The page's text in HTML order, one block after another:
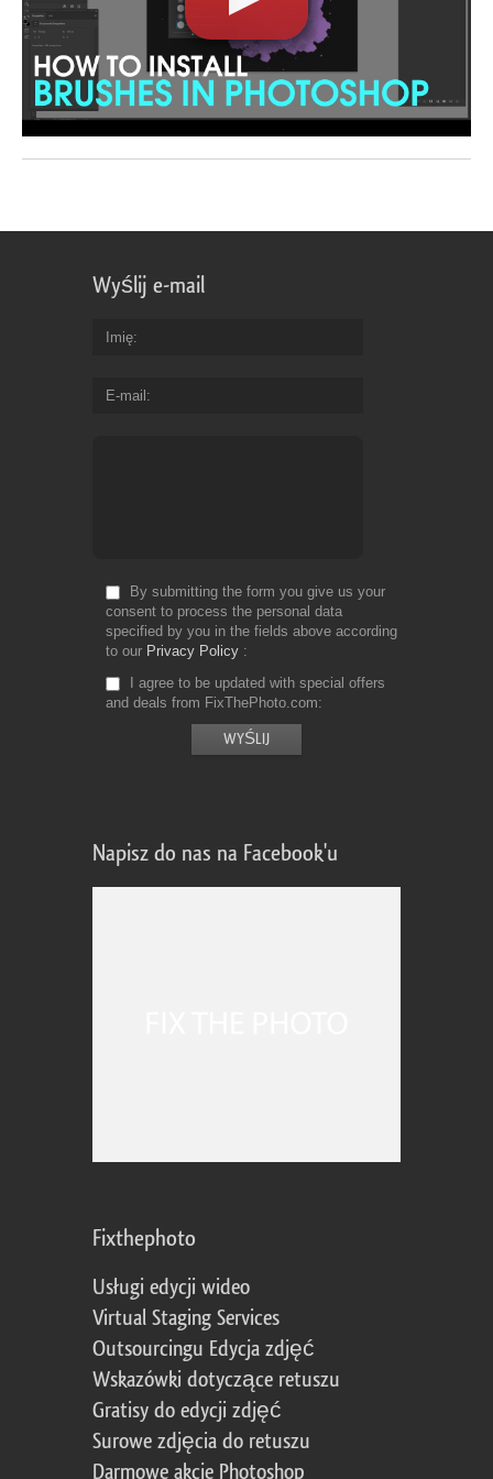
Wyślij e-mail
Imię
E-mail
By submitting the form you give us your
consent to process the personal data
specified by you in the fields above according
to our Privacy Policy
I agree to be updated with special offers
and deals from FixThePhoto.com
Napisz do nas na Facebook'u
Fixthephoto
Usługi edycji wideo
Virtual Staging Services
Outsourcingu Edycja zdjęć
Wskazówki dotyczące retuszu
Gratisy do edycji zdjęć
Surowe zdjęcia do retuszu
Darmowe akcje Photoshop